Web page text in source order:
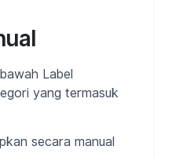
Label
yang termasuk
secara manual